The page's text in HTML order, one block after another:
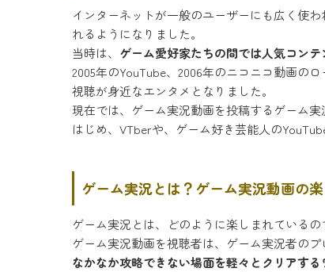
インターネットが一般のユーザーにも広く使
れるようになりました。
当時は、 ゲーム愛好家たちの間では人気コン
2005年のYouTube、2006年のニコニコ動画の
視聴が身近なエンタメとなりました。
現在では、ゲーム実況動画を投稿するゲーム実
はじめ、VTberや、ゲーム好き芸能人の
ゲーム実況とは？ゲーム実況動画の
ゲーム実況とは、どのように楽しまれているの
ゲーム実況動画を視聴者は、ゲーム実況者の
なかなか攻略できない場面を軽々とクリアする